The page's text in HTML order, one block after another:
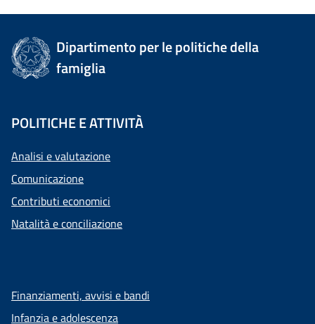
Dipartimento per le politiche della
famiglia
POLITICHE E ATTIVITÀ
Analisi e valutazione
Comunicazione
Contributi economici
Natalità e conciliazione
Finanziamenti, avvisi e bandi
Infanzia e adolescenza